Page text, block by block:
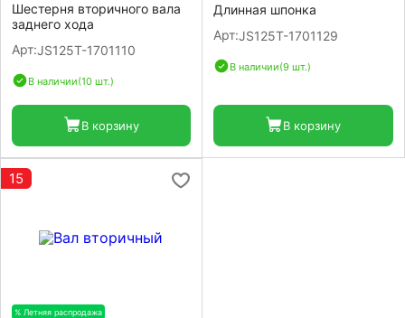
Шестерня вторичного вала
заднего хода
Арт:JS125T-1701110
В наличии(10 шт.)
В корзину
Длинная шпонка
Арт:JS125T-1701129
В наличии(9 шт.)
В корзину
15
% Летняя распродажа